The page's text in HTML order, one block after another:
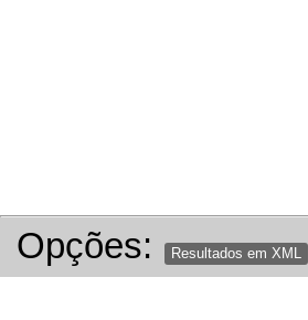
Opções: Resultados em XML